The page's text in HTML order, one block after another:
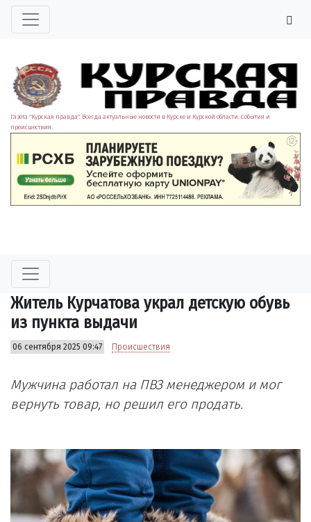
Газета "Курская правда". Всегда актуальные новости в Курске и Курской области. События и
происшествия.
Житель Курчатова украл детскую обувь
из пункта выдачи
06 сентября 2025 09:47 Происшествия
Мужчина работал на ПВЗ менеджером и мог
вернуть товар, но решил его продать.